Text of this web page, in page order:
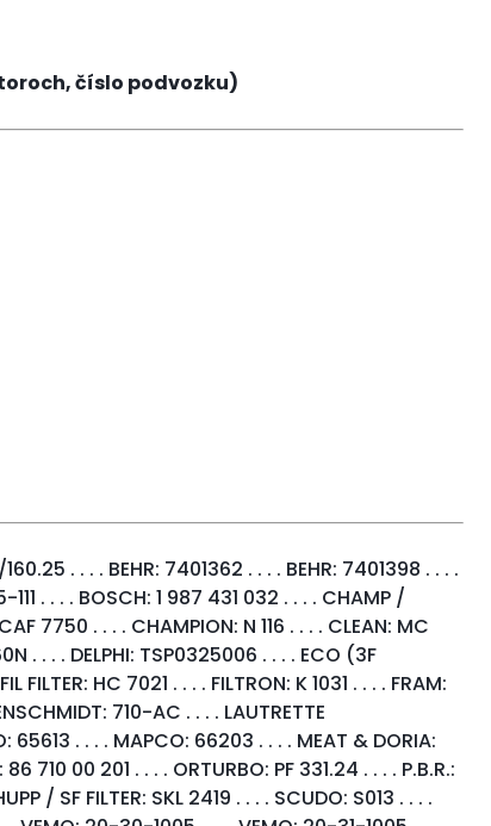
číslo podvozku)
. . . . BEHR: 7401362 . . . . BEHR: 7401398 . . . .
111 . . . . BOSCH: 1 987 431 032 . . . . CHAMP /
7750 . . . . CHAMPION: N 116 . . . . CLEAN: MC
. . . . DELPHI: TSP0325006 . . . . ECO (3F
HC 7021 . . . . FILTRON: K 1031 . . . . FRAM:
710-AC . . . . LAUTRETTE
65613 . . . . MAPCO: 66203 . . . . MEAT & DORIA:
710 00 201 . . . . ORTURBO: PF 331.24 . . . . P.B.R.:
/ SF FILTER: SKL 2419 . . . . SCUDO: S013 . . . .